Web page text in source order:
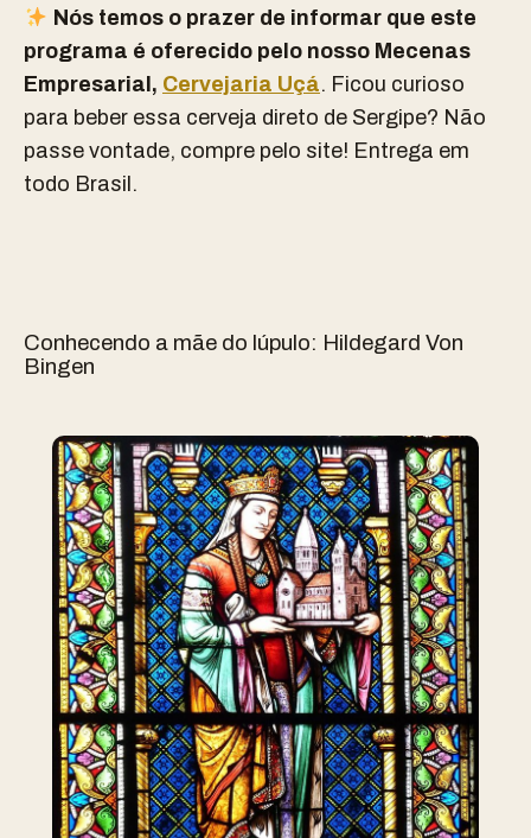
Nós temos o prazer de informar que este
programa é oferecido pelo nosso Mecenas
Empresarial, Cervejaria Uçá. Ficou curioso
para beber essa cerveja direto de Sergipe? Não
passe vontade, compre pelo site! Entrega em
todo Brasil.
Conhecendo a mãe do lúpulo: Hildegard Von
Bingen